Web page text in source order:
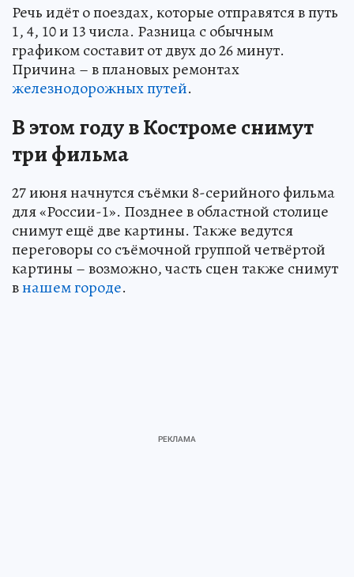
Речь идёт о поездах, которые отправятся в путь
1, 4, 10 и 13 числа. Разница с обычным
графиком составит от двух до 26 минут.
Причина – в плановых ремонтах
железнодорожных путей.
В этом году в Костроме снимут
три фильма
27 июня начнутся съёмки 8-серийного фильма
для «России-1». Позднее в областной столице
снимут ещё две картины. Также ведутся
переговоры со съёмочной группой четвёртой
картины – возможно, часть сцен также снимут
внашем городе.